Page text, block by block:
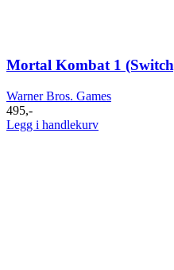
Mortal Kombat 1
Warner Bros. Games
495,-
Legg i handlekurv